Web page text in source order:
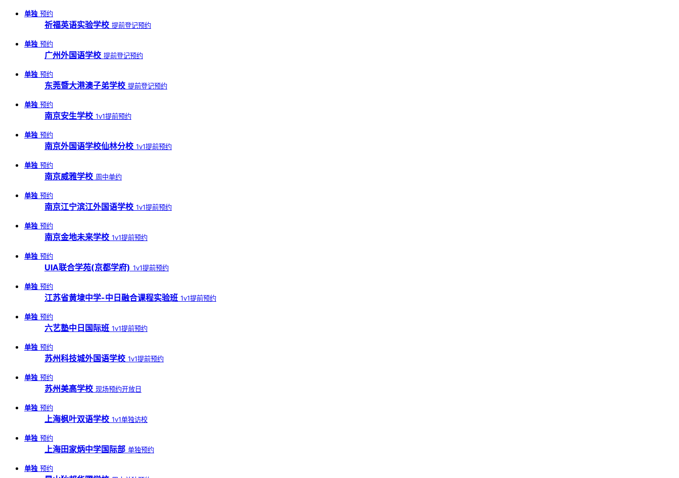
单独 预约
祈福英语实验学校 提前登记预约
单独 预约
广州外国语学校 提前登记预约
单独 预约
东莞暨大港澳子弟学校 提前登记预约
单独 预约
南京安生学校 1v1提前预约
单独 预约
南京外国语学校仙林分校 1v1提前预约
单独 预约
南京威雅学校 周中单约
单独 预约
南京江宁滨江外国语学校 1v1提前预约
单独 预约
南京金地未来学校 1v1提前预约
单独 预约
UIA联合学苑(京都学府) 1v1提前预约
单独 预约
江苏省黄埭中学-中日融合课程实验班 1v1提前预约
单独 预约
六艺塾中日国际班 1v1提前预约
单独 预约
苏州科技城外国语学校 1v1提前预约
单独 预约
苏州美高学校 现场预约开放日
单独 预约
上海枫叶双语学校 1v1单独访校
单独 预约
上海田家炳中学国际部 单独预约
单独 预约